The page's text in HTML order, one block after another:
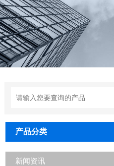
产品分类
新闻资讯